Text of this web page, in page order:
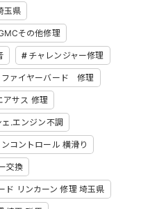
玉県
その他修理
チャレンジャー修理
ァイヤーバード 修理
アサス 修理
.エンジン不調
コントロール 横滑り
交換
ド リンカーン 修理 埼玉県